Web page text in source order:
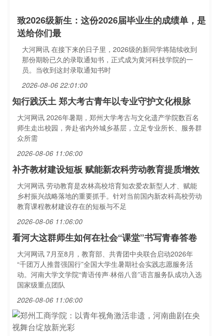
致2026级新生：这份2026届毕业生的成绩单，是
送给你们最
大河网讯 在接下来的日子里，2026级的新同学将陆续收到
那份期盼已久的录取通知书，正式成为黄河科技学院的一
员。当收到这封录取通知书时
2026-08-06 22:01:00
知行践沃土 郑大考古青年以专业守护文化根脉
大河网讯 2026年暑期，郑州大学考古与文化遗产学院数百名
师生走出校园，奔赴省内外城乡基层，立足专业所长、服务群
众所需
2026-08-06 11:06:00
补齐教材建设短板 赋能新农科劳动教育提质增效
大河网讯 劳动教育是农林高校培育知农爱农新型人才、赋能
乡村振兴战略落地的重要抓手。针对当前国内新农科高校劳动
教育课程教材建设存在的短板与不足
2026-08-06 11:06:00
看河大这群师生如何在社会“课堂”书写青春答卷
大河网讯 7月至8月，教育部、共青团中央联合启动2026年
“千团万人推普强国行”全国大学生暑期社会实践志愿服务活
动。河南大学文学院“青语传声·林俗八音”语言服务队成功入选
国家级重点团队
2026-08-06 11:06:00